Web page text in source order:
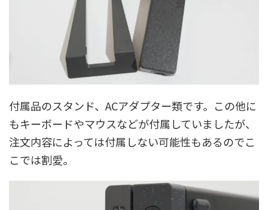
付属品のスタンド、ACアダプター類です。この他に
もキーボードやマウスなどが付属していましたが、
注文内容によっては付属しない可能性もあるのでこ
こでは割愛。